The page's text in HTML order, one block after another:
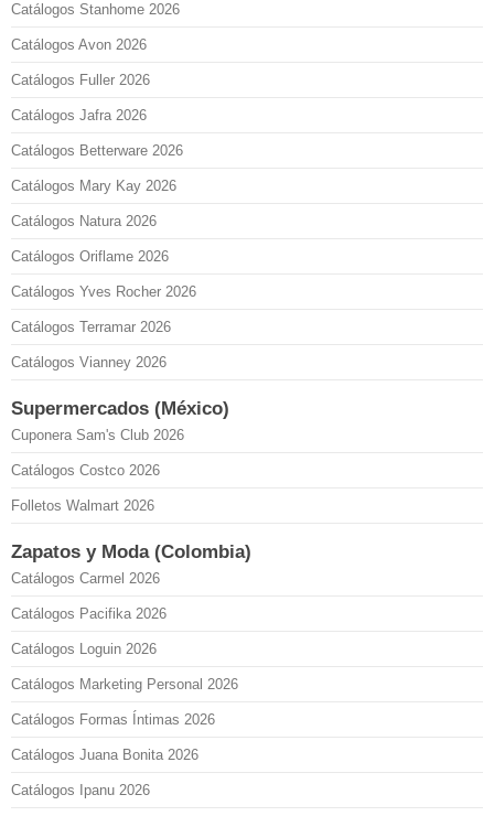
Catálogos Stanhome 2026
Catálogos Avon 2026
Catálogos Fuller 2026
Catálogos Jafra 2026
Catálogos Betterware 2026
Catálogos Mary Kay 2026
Catálogos Natura 2026
Catálogos Oriflame 2026
Catálogos Yves Rocher 2026
Catálogos Terramar 2026
Catálogos Vianney 2026
Supermercados (México)
Cuponera Sam's Club 2026
Catálogos Costco 2026
Folletos Walmart 2026
Zapatos y Moda (Colombia)
Catálogos Carmel 2026
Catálogos Pacifika 2026
Catálogos Loguin 2026
Catálogos Marketing Personal 2026
Catálogos Formas Íntimas 2026
Catálogos Juana Bonita 2026
Catálogos Ipanu 2026